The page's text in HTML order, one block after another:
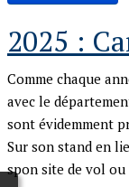
2025 :
Comme chaque
avec le
sont évidemment
Sur son stand en
spon site de vol